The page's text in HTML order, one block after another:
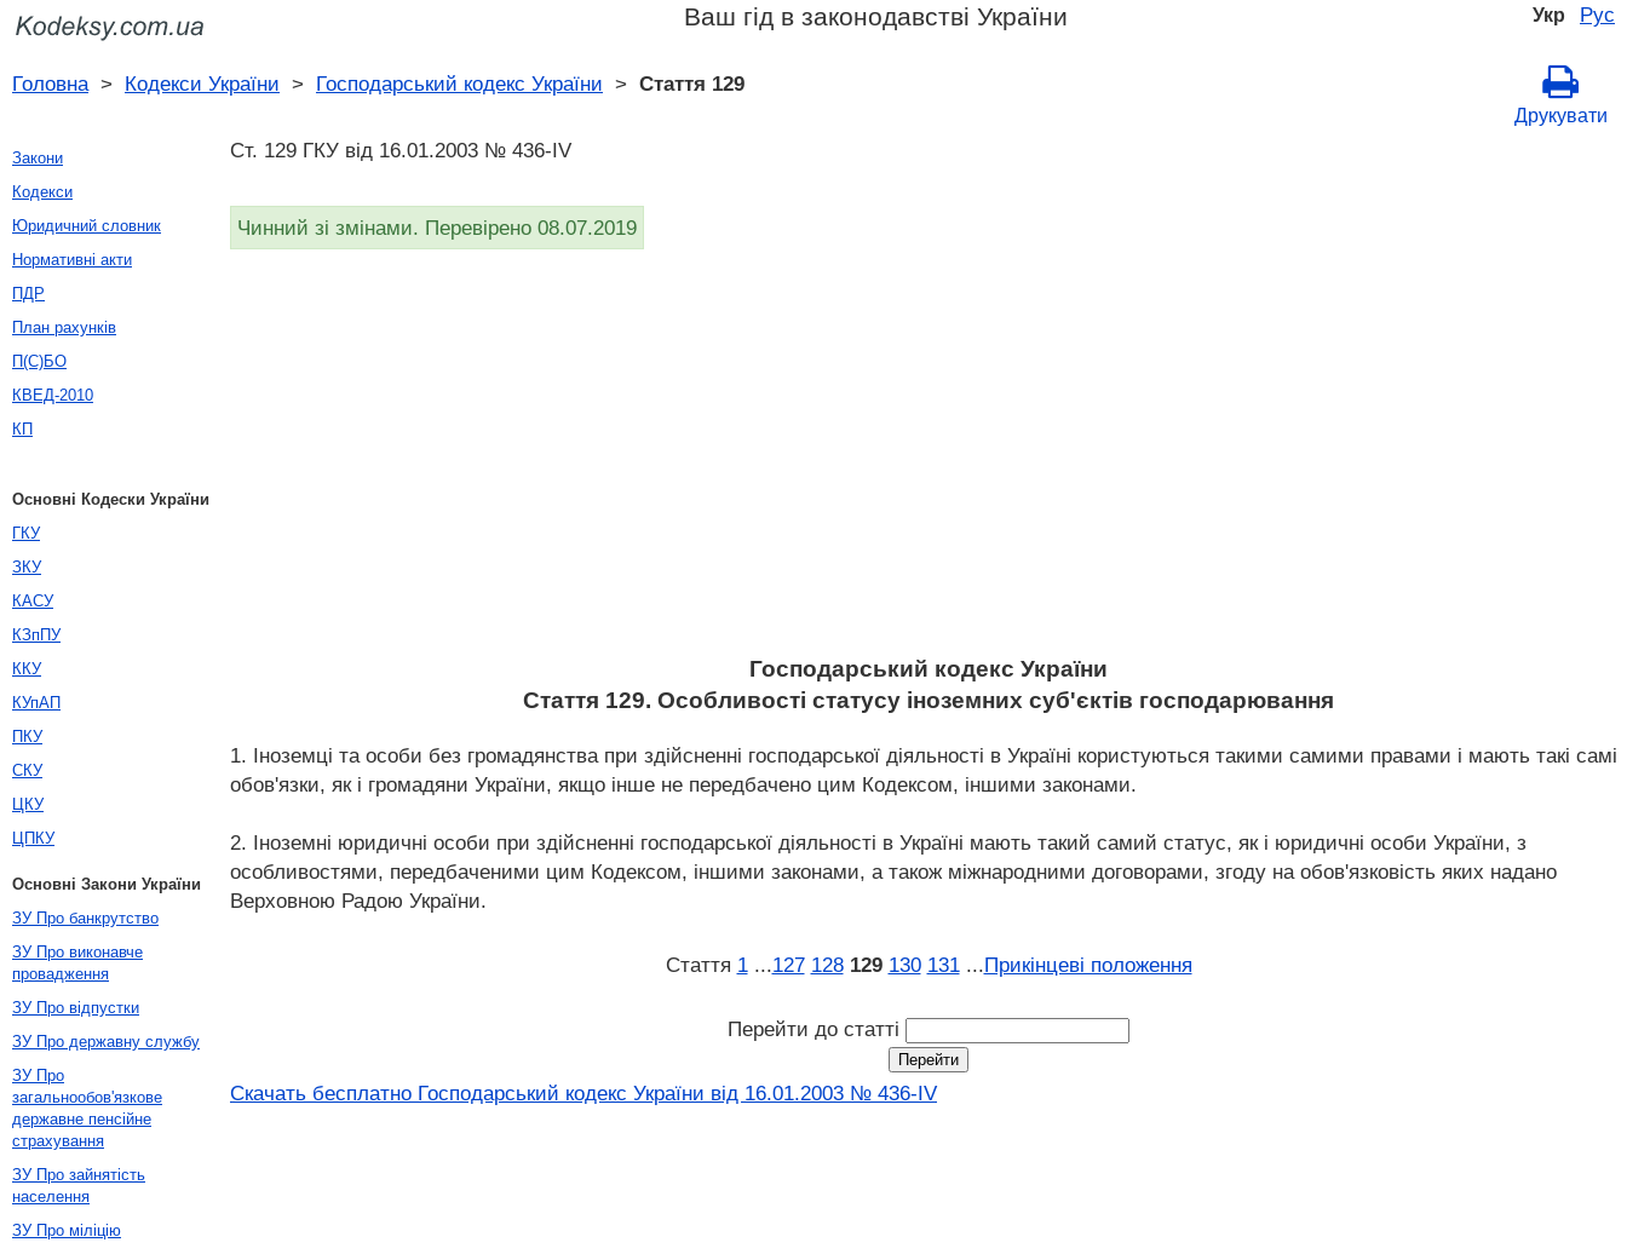
Укр Рус
Ваш гід в законодавстві України
Головна> Кодекси України > Господарський кодекс України > Стаття 129
Друкувати
Ст. 129 ГКУ від 16.01.2003 № 436-IV
Чинний зі змінами. Перевірено 08.07.2019
Господарський кодекс України
Стаття 129. Особливості статусу іноземних суб'єктів господарювання
1. Іноземці та особи без громадянства при здійсненні господарської діяльності в Україні користуються такими самими правами і мають такі самі
обов'язки, як і громадяни України, якщо інше не передбачено цим Кодексом, іншими законами.
2. Іноземні юридичні особи при здійсненні господарської діяльності в Україні мають такий самий статус, як і юридичні особи України, з
особливостями, передбаченими цим Кодексом, іншими законами, а також міжнародними договорами, згоду на обов'язковість яких надано
Верховною Радою України.
Стаття 1 ...127 128 129 130 131 ...Прикінцеві положення
Перейти до статті
Скачать бесплатно Господарський кодекс України від 16.01.2003 № 436-IV
Закони
Кодекси
Юридичний словник
Нормативні акти
ПДР
План рахунків
П(С)БО
КВЕД-2010
КП
Основні Кодески України
ГКУ
ЗКУ
КАСУ
КЗпПУ
ККУ
КУпАП
ПКУ
СКУ
ЦКУ
ЦПКУ
Основні Закони України
ЗУ Про банкрутство
ЗУ Про виконавче
провадження
ЗУ Про відпустки
ЗУ Про державну службу
ЗУ Про
загальнообов'язкове
державне пенсійне
страхування
ЗУ Про зайнятість
населення
ЗУ Про міліцію